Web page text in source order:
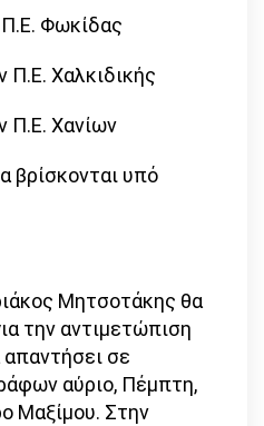
Φωκίδας
Π.Ε. Χαλκιδικής
Π.Ε. Χανίων
βρίσκονται υπό
Μητσοτάκης θα
την αντιμετώπιση
απαντήσει σε
αύριο, Πέμπτη,
Μαξίμου. Στην